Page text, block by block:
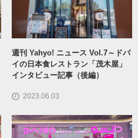
週刊 Yahyo! ニュース Vol.7～ドバ
イの日本食レストラン「茂木屋」
インタビュー記事（後編）
2023.06.03